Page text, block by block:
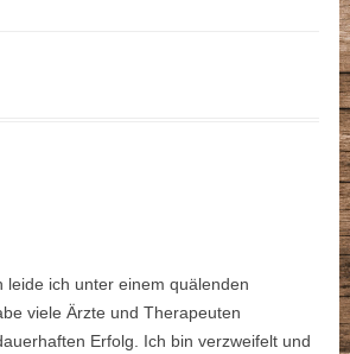
leide ich unter einem quälenden
viele Ärzte und Therapeuten
Erfolg. Ich bin verzweifelt und